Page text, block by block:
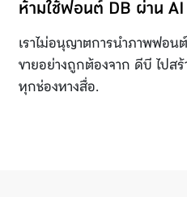
ห้ามใช้ฟอนต์ DB ผ่าน
เราไม่อนุญาตการนำภาพฟอ
ขายอย่างถูกต้องจาก ดีบี ไปส
ทุกช่องทางสื่อ.